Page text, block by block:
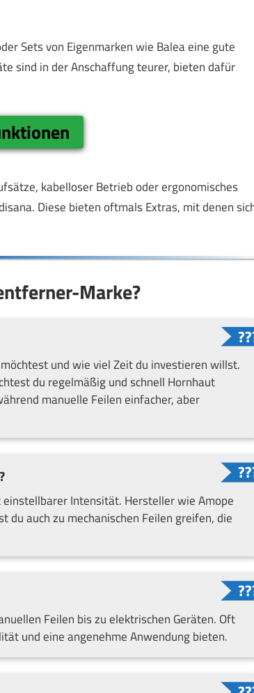
Sets von Eigenmarken wie Balea eine gute
sind in der Anschaffung teurer, bieten dafür
kabelloser Betrieb oder ergonomisches
Diese bieten oftmals Extras, mit denen
Marke?
und wie viel Zeit du investieren willst.
du regelmäßig und schnell Hornhaut
manuelle Feilen einfacher, aber
Intensität. Hersteller wie Amope
du auch zu mechanischen Feilen greifen, die
Feilen bis zu elektrischen Geräten. Oft
und eine angenehme Anwendung bieten.